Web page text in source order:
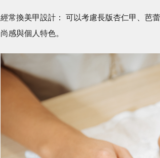
經常換美甲設計： 可以考慮長版杏仁甲、芭
尚感與個人特色。